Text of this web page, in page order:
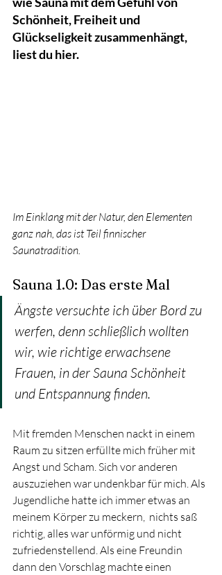
Schönheit, Freiheit und
Glückseligkeit zusammenhängt,
liest du hier.
Im Einklang mit der Natur, den Elementen
ganz nah, das ist Teil finnischer
Saunatradition.
Sauna 1.0: Das erste Mal
Ängste versuchte ich über Bord zu
werfen, denn schließlich wollten
wir, wie richtige erwachsene
Frauen, in der Sauna Schönheit
und Entspannung finden.
Mit fremden Menschen nackt in einem
Raum zu sitzen erfüllte mich früher mit
Angst und Scham. Sich vor anderen
auszuziehen war undenkbar für mich. Als
Jugendliche hatte ich immer etwas an
meinem Körper zu meckern,  nichts saß
richtig, alles war unförmig und nicht
zufriedenstellend. Als eine Freundin
dann den Vorschlag machte einen